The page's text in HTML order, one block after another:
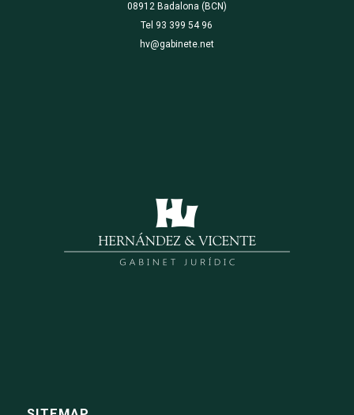
08912 Badalona (BCN)
Tel 93 399 54 96
hv@gabinete.net